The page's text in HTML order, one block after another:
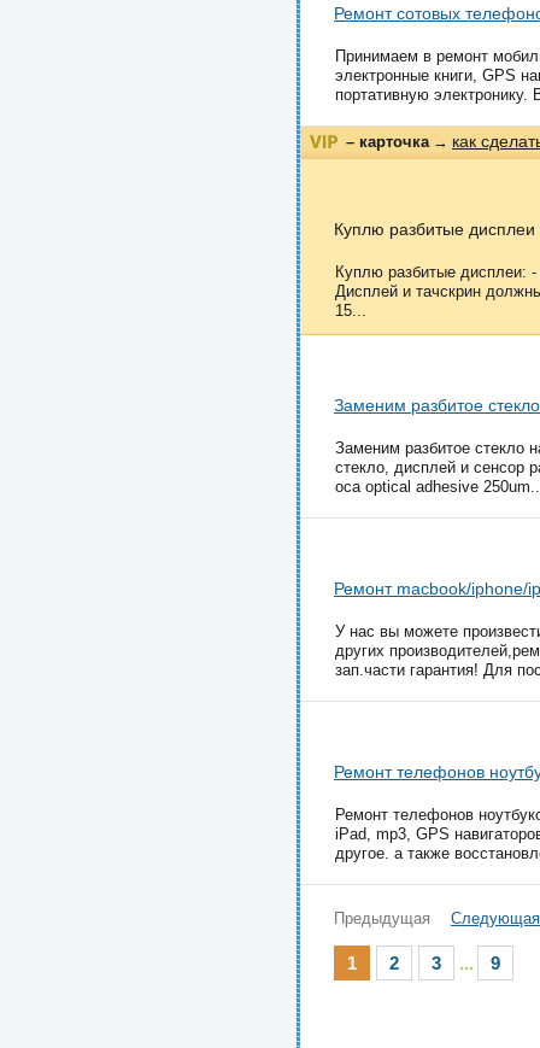
Ремонт сотовых
Принимаем в ремонт
электронные книги, GPS
портативную электронику.
– карточка → как
Куплю разбитые дисплеи
Куплю разбитые дисплеи:
Дисплей и тачскрин
15...
Заменим разбитое стекло
Заменим разбитое стекло
стекло, дисплей и сенсор
oca optical adhesive
Ремонт macbook/iphone/
У нас вы можете
других
зап.части гарантия! Для
Ремонт телефонов
Ремонт телефонов
iPad, mp3, GPS
другое. а также
Предыдущая Следующая
1 2 3 ... 9